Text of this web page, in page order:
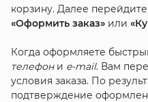
корзину. Далее перейдите
«Оформить заказ»или
Когда оформляете
телефони e-mail. Вам
условия заказа. По
подтверждение